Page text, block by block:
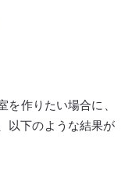
を作りたい場合に、
以下のような結果が